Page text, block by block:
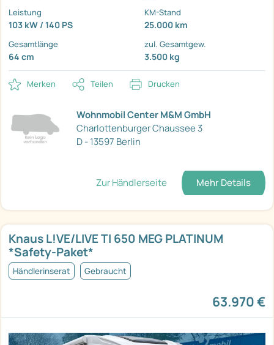
Leistung
103 kW / 140 PS
KM-Stand
25.000 km
Gesamtlänge
64 cm
zul. Gesamtgew.
3.500 kg
Merken Teilen Drucken
Wohnmobil Center M&M GmbH
Charlottenburger Chaussee 3
D - 13597 Berlin
Zur Händlerseite Mehr Details
Knaus L!VE/LIVE TI 650 MEG PLATINUM
*Safety-Paket*
Händlerinserat Gebraucht
63.970 €